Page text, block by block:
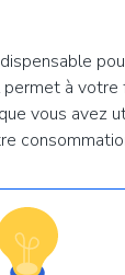
permet à votre
que vous avez